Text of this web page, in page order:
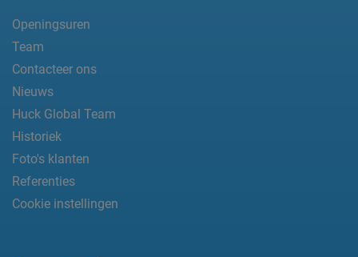
Openingsuren
Team
Contacteer ons
Nieuws
Huck Global Team
Historiek
Foto's klanten
Referenties
Cookie instellingen